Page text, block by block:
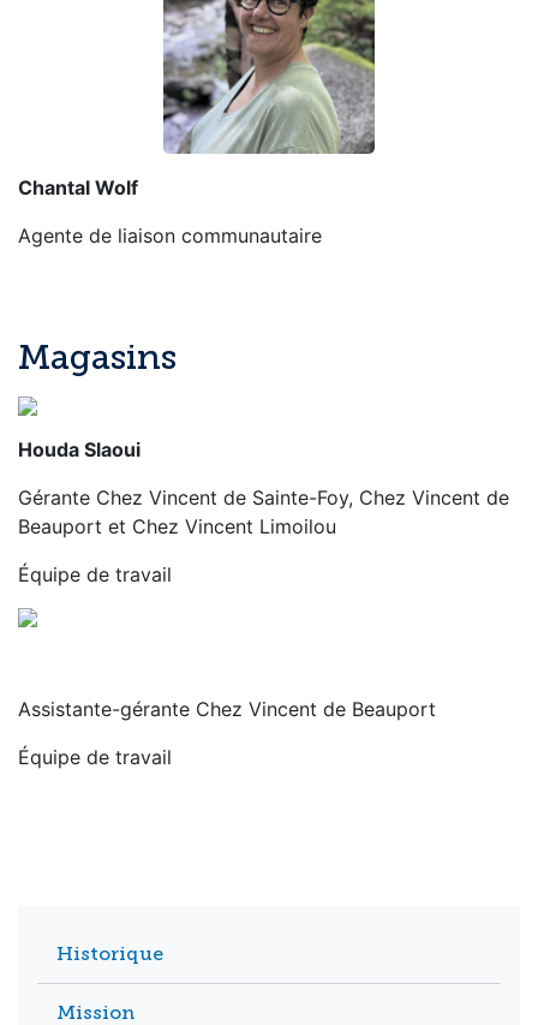
Chantal Wolf
Agente de liaison communautaire
Magasins
Houda Slaoui
Gérante Chez Vincent de Sainte-Foy, Chez Vincent de
Beauport et Chez Vincent Limoilou
Équipe de travail
Assistante-gérante Chez Vincent de Beauport
Équipe de travail
Historique
Mission